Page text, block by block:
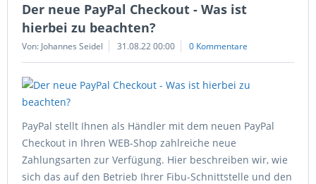
Der neue PayPal Checkout - Was ist
hierbei zu beachten?
Von: Johannes Seidel 31.08.22 00:00 0 Kommentare
PayPal stellt Ihnen als Händler mit dem neuen PayPal
Checkout in Ihren WEB-Shop zahlreiche neue
Zahlungsarten zur Verfügung. Hier beschreiben wir, wie
sich das auf den Betrieb Ihrer Fibu-Schnittstelle und den